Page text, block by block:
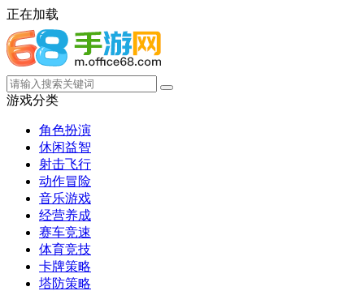
正在加载
游戏分类
角色扮演
休闲益智
射击飞行
动作冒险
音乐游戏
经营养成
赛车竞速
体育竞技
卡牌策略
塔防策略